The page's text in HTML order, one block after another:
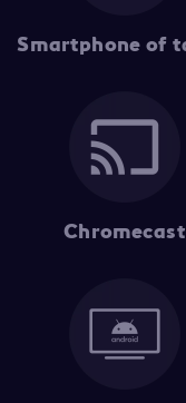
Smartphone of
Chromecast